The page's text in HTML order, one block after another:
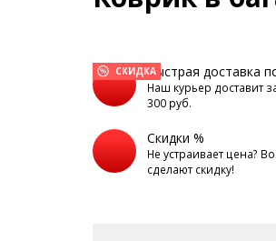
СКИДКАБыстрая доставка
Наш курьер доставит
300 руб.
Скидки %
Не устраивает цена?
сделают скидку!